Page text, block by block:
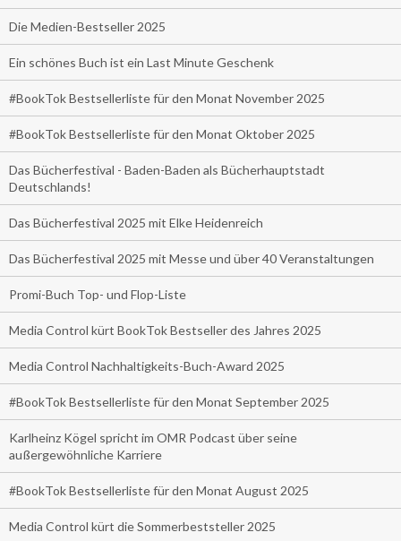
Die Medien-Bestseller 2025
Ein schönes Buch ist ein Last Minute Geschenk
#BookTok Bestsellerliste für den Monat November 2025
#BookTok Bestsellerliste für den Monat Oktober 2025
Das Bücherfestival - Baden-Baden als Bücherhauptstadt
Deutschlands!
Das Bücherfestival 2025 mit Elke Heidenreich
Das Bücherfestival 2025 mit Messe und über 40 Veranstaltungen
Promi-Buch Top- und Flop-Liste
Media Control kürt BookTok Bestseller des Jahres 2025
Media Control Nachhaltigkeits-Buch-Award 2025
#BookTok Bestsellerliste für den Monat September 2025
Karlheinz Kögel spricht im OMR Podcast über seine
außergewöhnliche Karriere
#BookTok Bestsellerliste für den Monat August 2025
Media Control kürt die Sommerbeststeller 2025